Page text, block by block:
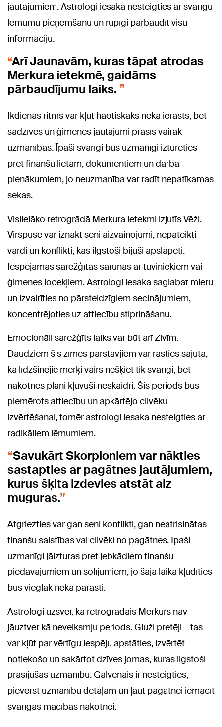
jautājumiem. Astrologi iesaka nesteigties ar svarīgu
lēmumu pieņemšanu un rūpīgi pārbaudīt visu
informāciju.
Arī Jaunavām, kuras tāpat atrodas
Merkura ietekmē, gaidāms
pārbaudījumu laiks.
Ikdienas ritms var kļūt haotiskāks nekā ierasts, bet
sadzīves un ģimenes jautājumi prasīs vairāk
uzmanības. Īpaši svarīgi būs uzmanīgi izturēties
pret finanšu lietām, dokumentiem un darba
pienākumiem, jo neuzmanība var radīt nepatīkamas
sekas.
Vislielāko retrogrādā Merkura ietekmi izjutīs Vēži.
Virspusē var iznākt seni aizvainojumi, nepateikti
vārdi un konflikti, kas ilgstoši bijuši apslāpēti.
Iespējamas sarežģītas sarunas ar tuviniekiem vai
ģimenes locekļiem. Astrologi iesaka saglabāt mieru
un izvairīties no pārsteidzīgiem secinājumiem,
koncentrējoties uz attiecību stiprināšanu.
Emocionāli sarežģīts laiks var būt arī Zivīm.
Daudziem šīs zīmes pārstāvjiem var rasties sajūta,
ka līdzšinējie mērķi vairs nešķiet tik svarīgi, bet
nākotnes plāni kļuvuši neskaidri. Šis periods būs
piemērots attiecību un apkārtējo cilvēku
izvērtēšanai, tomēr astrologi iesaka nesteigties ar
radikāliem lēmumiem.
Savukārt Skorpioniem var nākties
sastapties ar pagātnes jautājumiem,
kurus šķita izdevies atstāt aiz
muguras.
Atgriezties var gan seni konflikti, gan neatrisinātas
finanšu saistības vai cilvēki no pagātnes. Īpaši
uzmanīgi jāizturas pret jebkādiem finanšu
piedāvājumiem un solījumiem, jo šajā laikā kļūdīties
būs vieglāk nekā parasti.
Astrologi uzsver, ka retrogradais Merkurs nav
jāuztver kā neveiksmju periods. Gluži pretēji – tas
var kļūt par vērtīgu iespēju apstāties, izvērtēt
notiekošo un sakārtot dzīves jomas, kuras ilgstoši
prasījušas uzmanību. Galvenais ir nesteigties,
pievērst uzmanību detaļām un ļaut pagātnei iemācīt
svarīgas mācības nākotnei.